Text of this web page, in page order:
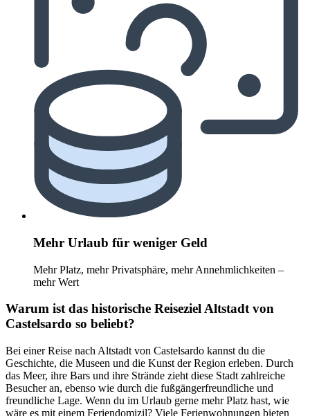
Mehr Urlaub für weniger Geld
Mehr Platz, mehr Privatsphäre, mehr Annehmlichkeiten –
mehr Wert
Warum ist das historische Reiseziel Altstadt von
Castelsardo so beliebt?
Bei einer Reise nach Altstadt von Castelsardo kannst du die
Geschichte, die Museen und die Kunst der Region erleben. Durch
das Meer, ihre Bars und ihre Strände zieht diese Stadt zahlreiche
Besucher an, ebenso wie durch die fußgängerfreundliche und
freundliche Lage. Wenn du im Urlaub gerne mehr Platz hast, wie
wäre es mit einem Feriendomizil? Viele Ferienwohnungen bieten